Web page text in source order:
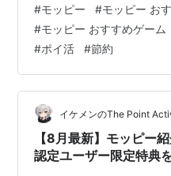
の記事で紹介している案件
組める簡単案件 中学生や
ポイ活ゲームおすすめ案件
件 ガッツリ稼げる高還元
中心にピックアップして
さい。 モッピーの登録が…
#モッピー #モッピー お
#モッピー おすすめゲーム
#ポイ活 #節約
イケメンのThe Point
【8月最新】モッピー
認定ユーザー限定特典